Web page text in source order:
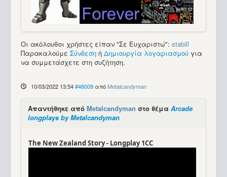
Οι ακόλουθοι χρήστες είπαν "Σε Ευχαριστώ": stabill
Παρακαλούμε Σύνδεση ή Δημιουργία λογαριασμού για
να συμμετάσχετε στη συζήτηση.
10/03/2022 13:54 #48009 απόMetalcandyman
Απαντήθηκε από Metalcandyman στο θέμα Arcade
longplays by Metalcandyman
The New Zealand Story - Longplay 1CC